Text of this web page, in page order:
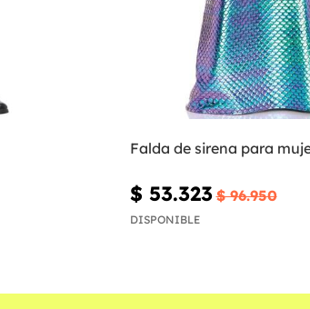
Falda de sirena para
$ 53.323 $ 96.950
DISPONIBLE